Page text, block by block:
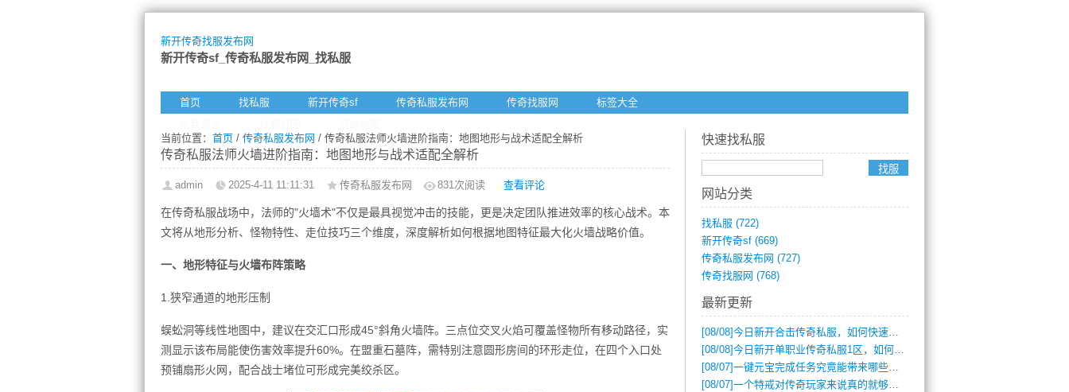
新开传奇找服发布网
新开传奇sf_传奇私服发布网_找私服
首页 找私服 新开传奇sf 传奇私服发布网 传奇找服网
标签大全
当前位置： 首页 / 传奇私服发布网 / 传奇私服法师火墙进阶指南：地图地形与战术适配全解析
传奇私服法师火墙进阶指南：地图地形与战术适配全解析
admin 2025-4-11 11:11:31 传奇私服发布网 831次阅读 查看评论
在传奇私服战场中，法师的"火墙术"不仅是最具视觉冲击的技能，更是决定团队推进效率的核心战术。本
文将从地形分析、怪物特性、走位技巧三个维度，深度解析如何根据地图特征最大化火墙战略价值。
一、地形特征与火墙布阵策略
1.狭窄通道的地形压制
蜈蚣洞等线性地图中，建议在交汇口形成45°斜角火墙阵。三点位交叉火焰可覆盖怪物所有移动路径，实
测显示该布局能使伤害效率提升60%。在盟重石墓阵，需特别注意圆形房间的环形走位，在四个入口处
预铺扇形火网，配合战士堵位可形成完美绞杀区。
快速找私服
网站分类
找私服 (722)
新开传奇sf (669)
传奇私服发布网 (727)
传奇找服网 (768)
最新更新
[08/08]今日新开合击传奇私服，如何快速提升角色战力？
[08/08]今日新开单职业传奇私服1区，如何快速升级与获取顶级装备？
[08/07]一键元宝完成任务究竟能带来哪些超值优势？
[08/07]一个特戒对传奇玩家来说真的就够用了吗？